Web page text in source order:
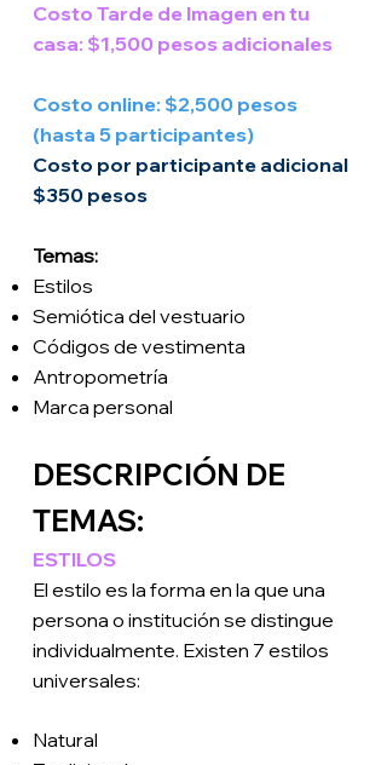
Costo Tarde de Imagen en tu
casa: $1,500 pesos adicionales
Costo online: $2,500 pesos
(hasta 5 participantes)
Costo por participante adicional
$350 pesos
Temas:
Estilos
Semiótica del vestuario
Códigos de vestimenta
Antropometría
Marca personal
DESCRIPCIÓN DE
TEMAS:
ESTILOS
El estilo es la forma en la que una
persona o institución se distingue
individualmente. Existen 7 estilos
universales:
Natural